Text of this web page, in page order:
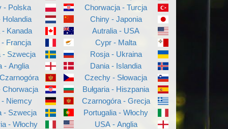
- Polska
Holandia
- Kanada
Francja
- Szwecja
- Anglia
Chorwacja
- Niemcy
- Szwecja
- Włochy
Chorwacja - Turcja
Chiny - Japonia
Autralia - USA
Cypr - Malta
Rosja - Ukraina
Dania - Islandia
Czechy - Słowacja
Bułgaria - Hiszpania
Czarnogóra - Grecja
Portugalia - Włochy
USA - Anglia